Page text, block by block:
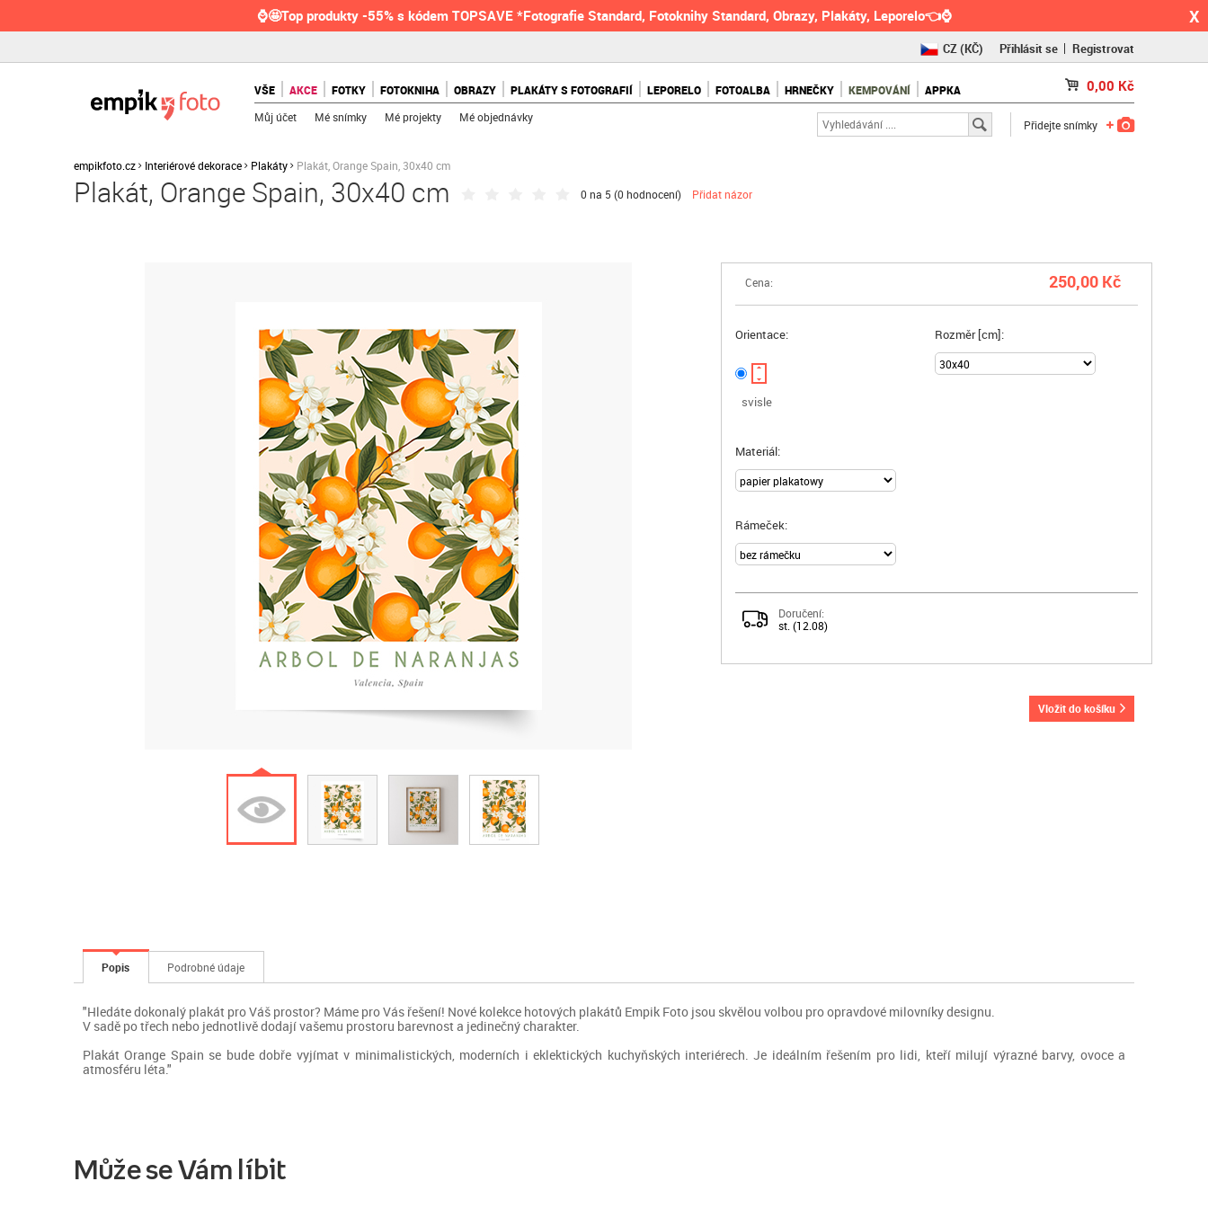
⌚🤩Top produkty -55% s kódem TOPSAVE *Fotografie Standard, Fotoknihy Standard, Obrazy, Plakáty, Leporelo👈⌚ X
CZ(KČ)
RO(RON)
Přihlásit se Registrovat
VŠE AKCE FOTKY FOTOKNIHA OBRAZY PLAKÁTY S FOTOGRAFIÍ LEPORELO FOTOALBA HRNEČKY KEMPOVÁNÍ APPKA 0,00 Kč
Můj účet Mé snímky Mé projekty Mé objednávky
Přidejte snímky
empikfoto.cz Interiérové dekorace Plakáty Plakát, Orange Spain, 30x40 cm
Plakát, Orange Spain, 30x40 cm 0 na 5 (0 hodnocení) Přidat názor
Cena: 250,00 Kč
Orientace:
svisle
Rozměr [cm]:
Materiál:
Rámeček:
Doručení:
st. (12.08)
vložit do košíku
Popis Podrobné údaje
"Hledáte dokonalý plakát pro Váš prostor? Máme pro Vás řešení! Nové kolekce hotových plakátů Empik Foto jsou skvělou volbou pro opravdové milovníky designu.
V sadě po třech nebo jednotlivě dodají vašemu prostoru barevnost a jedinečný charakter.
Plakát Orange Spain se bude dobře vyjímat v minimalistických, moderních i eklektických kuchyňských interiérech. Je ideálním řešením pro lidi, kteří milují výrazné barvy, ovoce a
atmosféru léta."
Může se Vám líbit